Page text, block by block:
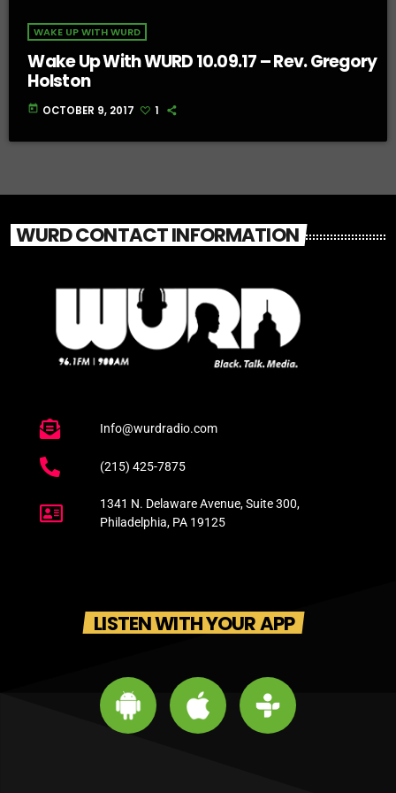
WAKE UP WITH WURD
Wake Up With WURD 10.09.17 – Rev. Gregory
Holston
today OCTOBER 9, 2017 1
WURD CONTACT INFORMATION
Info@wurdradio.com
(215) 425-7875
1341 N. Delaware Avenue, Suite 300,
Philadelphia, PA 19125
LISTEN WITH YOUR APP